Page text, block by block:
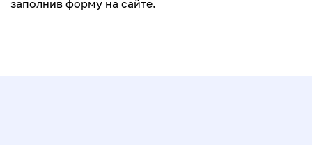
заполнив форму на сайте.